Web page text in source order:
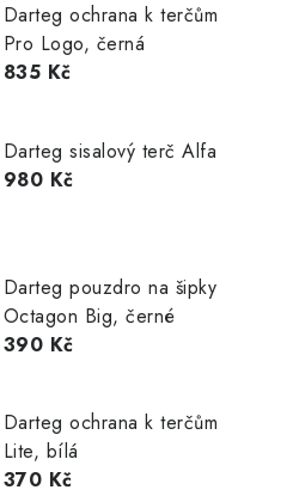
Darteg ochrana k terčům
Pro Logo, černá
835 Kč
Darteg sisalový terč Alfa
980 Kč
Darteg pouzdro na šipky
Octagon Big, černé
390 Kč
Darteg ochrana k terčům
Lite, bílá
370 Kč